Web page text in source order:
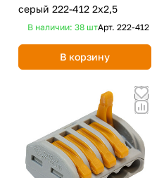
серый 222-412 2x2,5
В наличии: 38 штАрт. 222-412
В корзину